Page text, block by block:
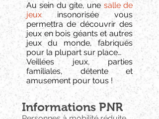
Au sein du gite, une salle de
jeux insonorisée vous
permettra de découvrir des
jeux en bois géants et autres
jeux du monde, fabriqués
pour la plupart sur place…
Veillées jeux, parties
familiales, détente et
amusement pour tous !
Informations PNR